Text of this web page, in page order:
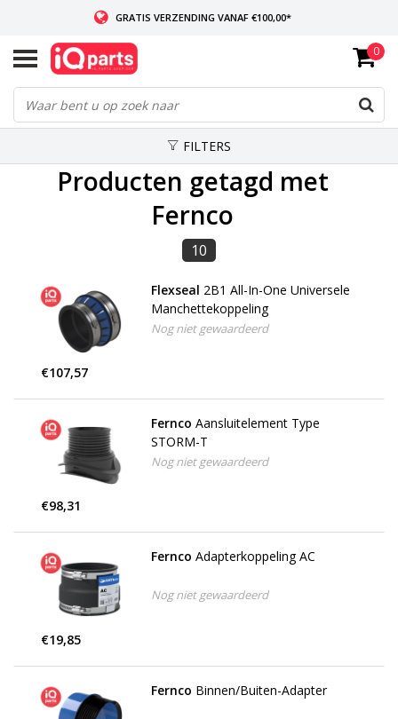
GRATIS VERZENDING VANAF €100,00*
INDIEN VOORRADIG: VOOR 14:00 BESTELD, ZELFDE DAG VERZONDEN
WERELDWIJDE LEVERING
0
FILTERS
Producten getagd met
Fernco
10
Flexseal 2B1 All-In-One Universele
Manchettekoppeling
Nog niet gewaardeerd
€107,57
Fernco Aansluitelement Type
STORM-T
Nog niet gewaardeerd
€98,31
Fernco Adapterkoppeling AC
Nog niet gewaardeerd
€19,85
Fernco Binnen/Buiten-Adapter